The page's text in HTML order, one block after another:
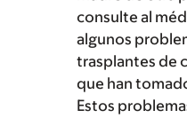
consulte al
algunos
trasplantes de
que han
Estos